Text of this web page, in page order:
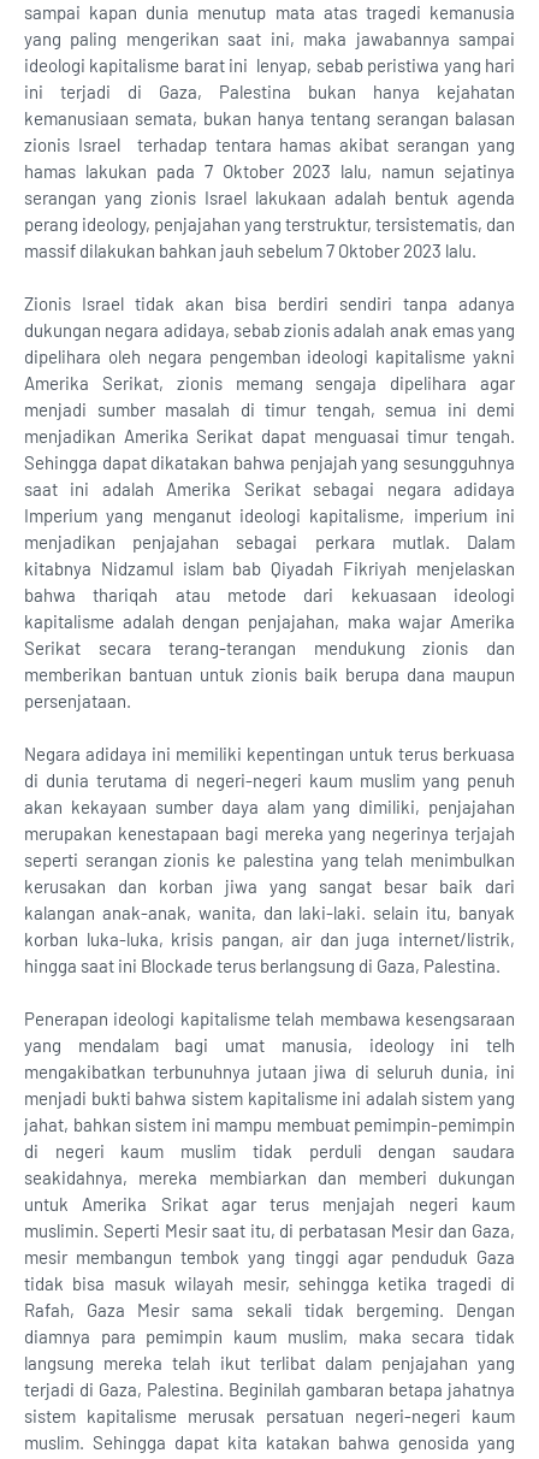
sampai kapan dunia menutup mata atas tragedi kemanusia
yang paling mengerikan saat ini, maka jawabannya sampai
ideologi kapitalisme barat ini lenyap, sebab peristiwa yang hari
ini terjadi di Gaza, Palestina bukan hanya kejahatan
kemanusiaan semata, bukan hanya tentang serangan balasan
zionis Israel terhadap tentara hamas akibat serangan yang
hamas lakukan pada 7 Oktober 2023 lalu, namun sejatinya
serangan yang zionis Israel lakukaan adalah bentuk agenda
perang ideology, penjajahan yang terstruktur, tersistematis, dan
massif dilakukan bahkan jauh sebelum 7 Oktober 2023 lalu.
Zionis Israel tidak akan bisa berdiri sendiri tanpa adanya
dukungan negara adidaya, sebab zionis adalah anak emas yang
dipelihara oleh negara pengemban ideologi kapitalisme yakni
Amerika Serikat, zionis memang sengaja dipelihara agar
menjadi sumber masalah di timur tengah, semua ini demi
menjadikan Amerika Serikat dapat menguasai timur tengah.
Sehingga dapat dikatakan bahwa penjajah yang sesungguhnya
saat ini adalah Amerika Serikat sebagai negara adidaya
Imperium yang menganut ideologi kapitalisme, imperium ini
menjadikan penjajahan sebagai perkara mutlak. Dalam
kitabnya Nidzamul islam bab Qiyadah Fikriyah menjelaskan
bahwa thariqah atau metode dari kekuasaan ideologi
kapitalisme adalah dengan penjajahan, maka wajar Amerika
Serikat secara terang-terangan mendukung zionis dan
memberikan bantuan untuk zionis baik berupa dana maupun
persenjataan.
Negara adidaya ini memiliki kepentingan untuk terus berkuasa
di dunia terutama di negeri-negeri kaum muslim yang penuh
akan kekayaan sumber daya alam yang dimiliki, penjajahan
merupakan kenestapaan bagi mereka yang negerinya terjajah
seperti serangan zionis ke palestina yang telah menimbulkan
kerusakan dan korban jiwa yang sangat besar baik dari
kalangan anak-anak, wanita, dan laki-laki. selain itu, banyak
korban luka-luka, krisis pangan, air dan juga internet/listrik,
hingga saat ini Blockade terus berlangsung di Gaza, Palestina.
Penerapan ideologi kapitalisme telah membawa kesengsaraan
yang mendalam bagi umat manusia, ideology ini telh
mengakibatkan terbunuhnya jutaan jiwa di seluruh dunia, ini
menjadi bukti bahwa sistem kapitalisme ini adalah sistem yang
jahat, bahkan sistem ini mampu membuat pemimpin-pemimpin
di negeri kaum muslim tidak perduli dengan saudara
seakidahnya, mereka membiarkan dan memberi dukungan
untuk Amerika Srikat agar terus menjajah negeri kaum
muslimin. Seperti Mesir saat itu, di perbatasan Mesir dan Gaza,
mesir membangun tembok yang tinggi agar penduduk Gaza
tidak bisa masuk wilayah mesir, sehingga ketika tragedi di
Rafah, Gaza Mesir sama sekali tidak bergeming. Dengan
diamnya para pemimpin kaum muslim, maka secara tidak
langsung mereka telah ikut terlibat dalam penjajahan yang
terjadi di Gaza, Palestina. Beginilah gambaran betapa jahatnya
sistem kapitalisme merusak persatuan negeri-negeri kaum
muslim. Sehingga dapat kita katakan bahwa genosida yang